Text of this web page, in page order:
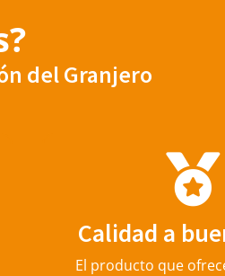
del Granjero
Calidad a
El producto que